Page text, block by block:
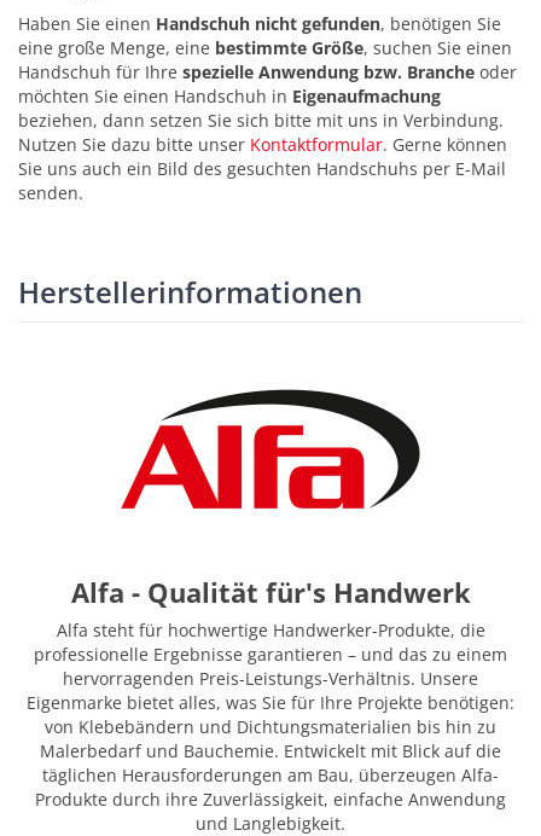
Haben Sie einen Handschuh nicht gefunden, benötigen Sie
eine große Menge, eine bestimmte Größe, suchen Sie einen
Handschuh für Ihre spezielle Anwendung bzw. Branche oder
möchten Sie einen Handschuh in Eigenaufmachung
beziehen, dann setzen Sie sich bitte mit uns in Verbindung.
Nutzen Sie dazu bitte unser Kontaktformular. Gerne können
Sie uns auch ein Bild des gesuchten Handschuhs per E-Mail
senden.
Herstellerinformationen
Alfa - Qualität für's Handwerk
Alfa steht für hochwertige Handwerker-Produkte, die
professionelle Ergebnisse garantieren – und das zu einem
hervorragenden Preis-Leistungs-Verhältnis. Unsere
Eigenmarke bietet alles, was Sie für Ihre Projekte benötigen:
von Klebebändern und Dichtungsmaterialien bis hin zu
Malerbedarf und Bauchemie. Entwickelt mit Blick auf die
täglichen Herausforderungen am Bau, überzeugen Alfa-
Produkte durch ihre Zuverlässigkeit, einfache Anwendung
und Langlebigkeit.